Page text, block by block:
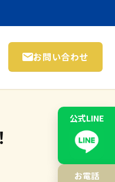
お問い合わせ
公式LINE
お電話